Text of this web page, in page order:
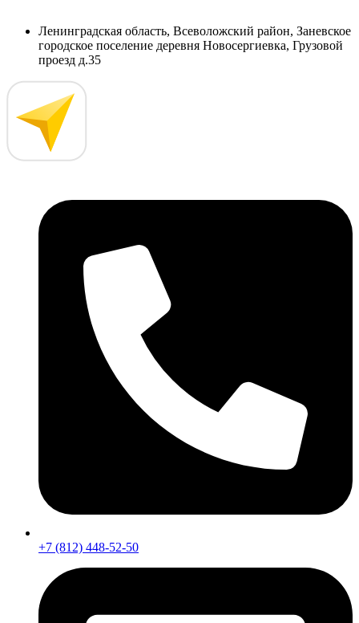
Ленинградская область, Всеволожский район, Заневское
городское поселение деревня Новосергиевка, Грузовой
проезд д.35
+7 (812) 448-52-50